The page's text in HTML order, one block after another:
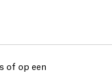
of op een